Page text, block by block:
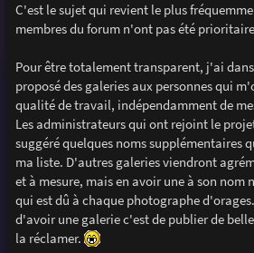
C'est le sujet qui revient le plus
membres du forum n'ont pas été
Pour être totalement transparent, j'ai
proposé des galeries aux personnes qui
qualité de travail, indépendamment de
Les administrateurs qui ont rejoint le
suggéré quelques noms supplémentaires
ma liste. D'autres galeries viendront
et à mesure, mais en avoir une à son nom
qui est dû à chaque photographe
d'avoir une galerie c'est de publier de
la réclamer.